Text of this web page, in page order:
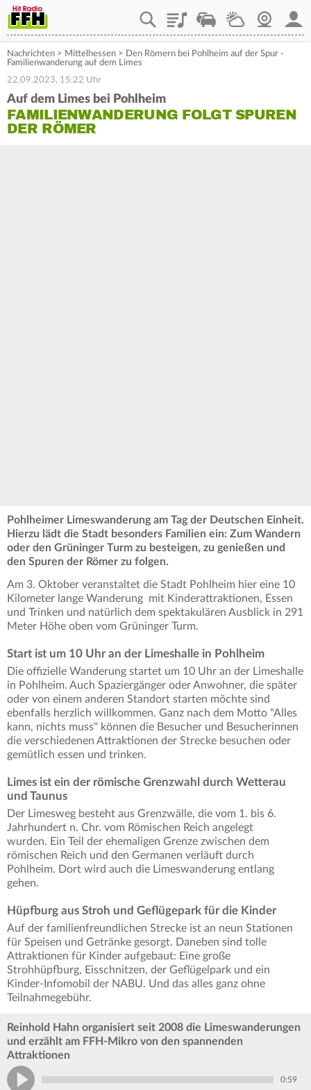
PlaylistStaupilotWetterWebcam
Nachrichten > Mittelhessen > Den Römern bei Pohlheim auf der Spur -
Familienwanderung auf dem Limes
22.09.2023, 15:22 Uhr
Auf dem Limes bei Pohlheim
FAMILIENWANDERUNG FOLGT SPUREN
DER RÖMER
Pohlheimer Limeswanderung am Tag der Deutschen Einheit.
Hierzu lädt die Stadt besonders Familien ein: Zum Wandern
oder den Grüninger Turm zu besteigen, zu genießen und
den Spuren der Römer zu folgen.
Am 3. Oktober veranstaltet die Stadt Pohlheim hier eine 10
Kilometer lange Wanderung mit Kinderattraktionen, Essen
und Trinken und natürlich dem spektakulären Ausblick in 291
Meter Höhe oben vom Grüninger Turm.
Start ist um 10 Uhr an der Limeshalle in Pohlheim
Die offizielle Wanderung startet um 10 Uhr an der Limeshalle
in Pohlheim. Auch Spaziergänger oder Anwohner, die später
oder von einem anderen Standort starten möchte sind
ebenfalls herzlich willkommen. Ganz nach dem Motto "Alles
kann, nichts muss" können die Besucher und Besucherinnen
die verschiedenen Attraktionen der Strecke besuchen oder
gemütlich essen und trinken.
Limes ist ein der römische Grenzwahl durch Wetterau
und Taunus
Der Limesweg besteht aus Grenzwälle, die vom 1. bis 6.
Jahrhundert n. Chr. vom Römischen Reich angelegt
wurden. Ein Teil der ehemaligen Grenze zwischen dem
römischen Reich und den Germanen verläuft durch
Pohlheim. Dort wird auch die Limeswanderung entlang
gehen.
Hüpfburg aus Stroh und Geflügepark für die Kinder
Auf der familienfreundlichen Strecke ist an neun Stationen
für Speisen und Getränke gesorgt. Daneben sind tolle
Attraktionen für Kinder aufgebaut: Eine große
Strohhüpfburg, Eisschnitzen, der Geflügelpark und ein
Kinder-Infomobil der NABU. Und das alles ganz ohne
Teilnahmegebühr.
Reinhold Hahn organisiert seit 2008 die Limeswanderungen
und erzählt am FFH-Mikro von den spannenden
Attraktionen
0:59